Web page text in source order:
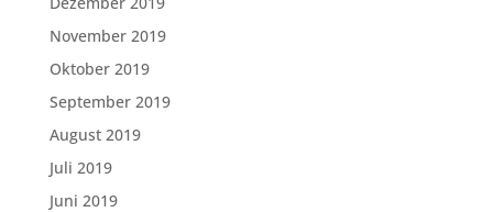
November 2019
Oktober 2019
September 2019
August 2019
Juli 2019
Juni 2019